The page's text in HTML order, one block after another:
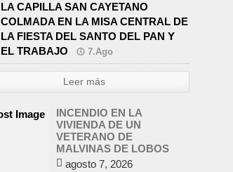
LA CAPILLA SAN CAYETANO
COLMADA EN LA MISA CENTRAL DE
LA FIESTA DEL SANTO DEL PAN Y
EL TRABAJO
7.Ago
Leer más
INCENDIO EN LA
VIVIENDA DE UN
VETERANO DE
MALVINAS DE LOBOS
agosto 7, 2026